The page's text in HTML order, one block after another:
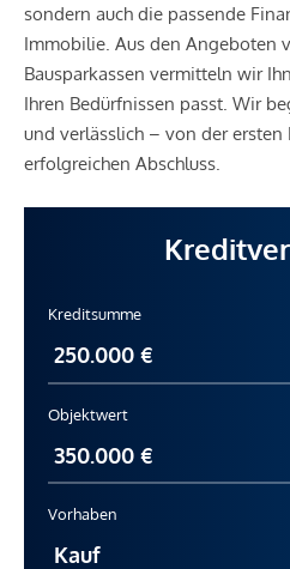
sondern auch die passende
Immobilie. Aus den Angeboten
Bausparkassen vermitteln wir
Ihren Bedürfnissen passt. Wir
und verlässlich – von der ersten
erfolgreichen Abschluss.
Kreditsumme
Objektwert
Vorhaben